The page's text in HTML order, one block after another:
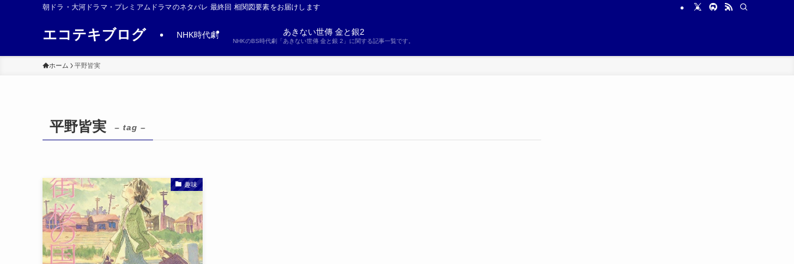
朝ドラ・大河ドラマ・プレミアムドラマのネタバレ 最終回 相関図要素をお届けします
エコテキブログ NHK時代劇 あきない世傳 金と銀2
NHKのBS時代劇「あきない世傳 金と銀 2」に関する記事一覧です。
ホーム 平野皆実
平野皆実 – tag –
趣味